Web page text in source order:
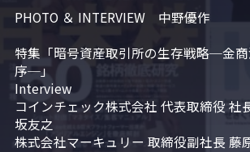
PHOTO ＆ INTERVIEW　中野優作
特集「暗号資産取引所の生存戦略─金
序─」
Interview
コインチェック株式会社 代表取締役 社
坂友之
株式会社マーキュリー 取締役副社長 藤